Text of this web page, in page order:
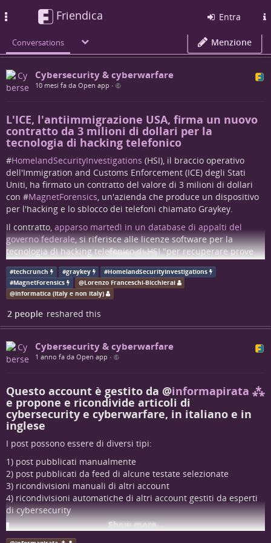
Friendica Entra
Conversations Menzione
Cybersecurity & cyberwarfare
10 mesi fa da Open app •
L'ICE, l'antiimmigrazione USA, firma un nuovo
contratto da 3 milioni di dollari per la
tecnologia di hacking telefonico
#HomelandSecurityInvestigations (HSI), il braccio operativo
dell'Immigration and Customs Enforcement (ICE) degli Stati
Uniti, ha firmato un contratto del valore di 3 milioni di dollari
con #MagnetForensics, un'azienda che produce un dispositivo
per l'hacking e lo sblocco dei telefoni chiamato Graykey.
Il contratto, apparso martedì in un database di appalti del
governo federale, si riferisce alle licenze software per la
tecnologia di hacking telefonico di HSI "per recuperare prove
digitali, elaborare più dispositivi e generare report forensi
essenziali per la missione di protezione della sicurezza
nazionale e pubblica".
probabile che si riferisca a #
sbloccare gli smartphone ed estrarre dati da essi,
originariamente sviluppato da Grayshift. Magnet Forensics si è
fusa con Grayshiftin seguito all'acquisizione da parte della
società di private equity Thoma Bravo nel 2023.
techcrunch.com/2025/09/18/ice-…
@Informatica (Italy e non Italy 😁)
Il post di@Lorenzo Franceschi-Bicchierai
Thoma Bravo agrees to acquire digital forensics
firm Magnet Forensics for over $1B | TechCrunch
Investment firm Thoma Bravo has agreed to acquire digital forensics
firm Magnet Forensics, based in Waterloo, for over $1 billion.
Kyle Wiggers (TechCrunch)
Show more...
#techcrunch #graykey #HomelandSecurityInvestigations
#MagnetForensics @Lorenzo Franceschi-Bicchierai
@Informatica (Italy e non Italy)
2 people reshared this
Cybersecurity & cyberwarfare
1 anno fa da Open app •
Questo account è gestito da @informapirata ⁂
e propone e ricondivide articoli di
cybersecurity e cyberwarfare, in italiano e in
inglese
I post possono essere di diversi tipi:
1) post pubblicati manualmente
2) post pubblicati da feed di alcune testate selezionate
3) ricondivisioni manuali di altri account
4) ricondivisioni automatiche di altri account gestiti da esperti
di cybersecurity
NB: purtroppo i post pubblicati da feed di alcune testate
Show more...